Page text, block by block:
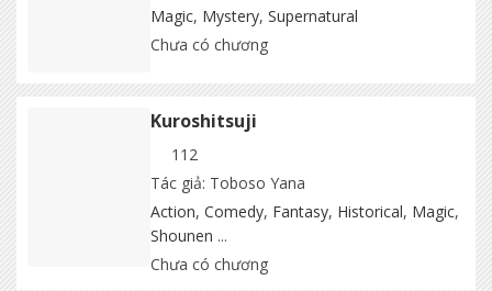
Magic, Mystery, Supernatural
Chưa có chương
Kuroshitsuji
112
Tác giả: Toboso Yana
Action, Comedy, Fantasy, Historical, Magic,
Shounen ...
Chưa có chương